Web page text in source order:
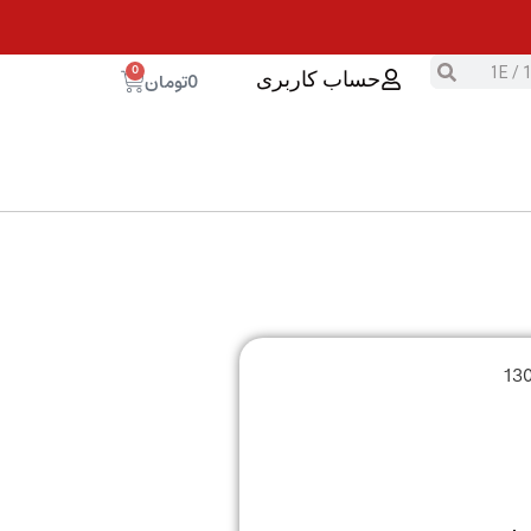
حساب کاربری 0تومان 0